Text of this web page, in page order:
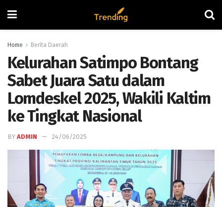
Home Berita Daerah
Kelurahan Satimpo Bontang
Sabet Juara Satu dalam
Lomdeskel 2025, Wakili Kaltim
ke Tingkat Nasional
BY ADMIN 24/06/2025